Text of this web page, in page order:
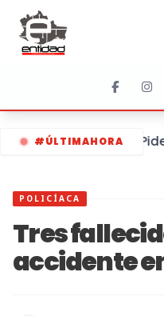
#ÚLTIMAHORA
POLICÍACA
Tres
accidente